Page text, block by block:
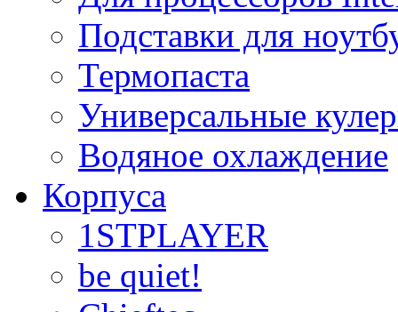
Подставки для
Термопаста
Универсальные
Водяное охлаждение
Корпуса
1STPLAYER
be quiet!